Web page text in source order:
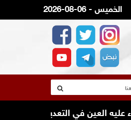
2026-08-06 - الخميس
العين في التعديل الوزاري